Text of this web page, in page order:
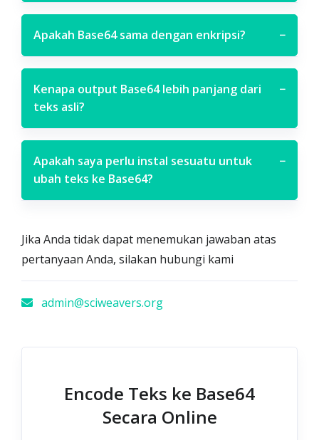
Apakah Base64 sama dengan enkripsi? −
Kenapa output Base64 lebih panjang dari
teks asli?
−
Apakah saya perlu instal sesuatu untuk
ubah teks ke Base64?
−
Jika Anda tidak dapat menemukan jawaban atas
pertanyaan Anda, silakan hubungi kami
admin@sciweavers.org
Encode Teks ke Base64
Secara Online